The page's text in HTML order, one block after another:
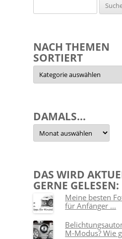
nach:
NACH THEMEN
SORTIERT
Nach
Themen
sortiert
DAMALS…
Damals…
DAS WIRD
GERNE GELESEN:
Meine besten
für Anfänger ...
M-Modus? Wie